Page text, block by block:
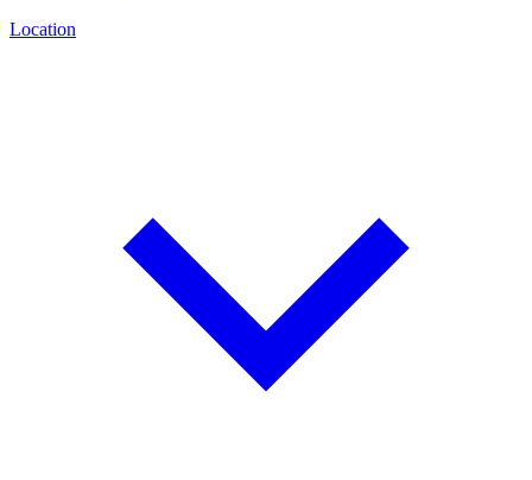
Location